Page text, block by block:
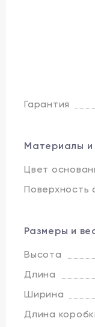
Гарантия
Материалы и
Цвет
Поверхность
Размеры и
Высота
Длина
Ширина
Длина